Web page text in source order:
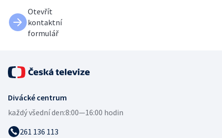
Otevřít
kontaktní
formulář
Divácké centrum
každý všední den:8:00—16:00 hodin
261 136 113